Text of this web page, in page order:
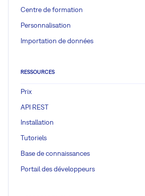
Centre de formation
Personnalisation
Importation de données
RESSOURCES
Prix
API REST
Installation
Tutoriels
Base de connaissances
Portail des développeurs